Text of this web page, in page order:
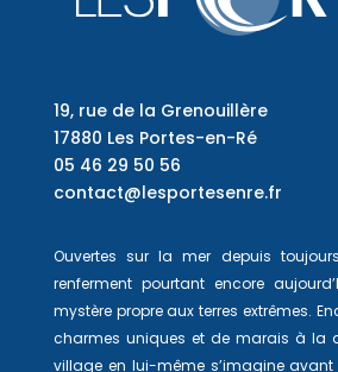
19, rue de la Grenouillère
17880 Les Portes-en-Ré
05 46 29 50 56
contact@lesportesenre.fr
Ouvertes sur la mer depuis
renferment pourtant encore
mystère propre aux terres extrêmes.
charmes uniques et de marais à la
village en lui-même s’imagine avant